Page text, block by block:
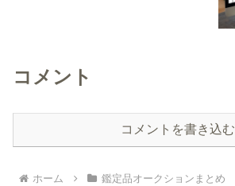
コメント
コメントを書き込む
ホーム 鑑定品オークションまとめ